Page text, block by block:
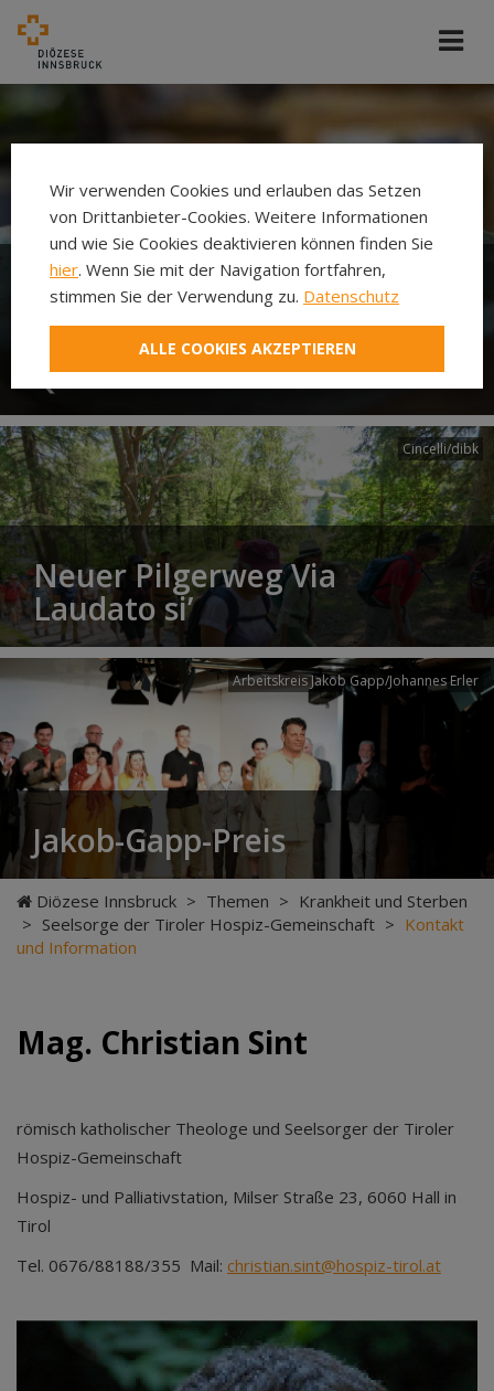
In seiner Spiritualität trinkt
jeder aus seiner eigenen
Quelle
Cincelli/dibk
Neuer Pilgerweg Via
Laudato si’
Arbeitskreis Jakob Gapp/Johannes Erler
Jakob-Gapp-Preis
Diözese Innsbruck > Themen > Krankheit und Sterben
> Seelsorge der Tiroler Hospiz-Gemeinschaft > Kontakt
und Information
Mag. Christian Sint
römisch katholischer Theologe und Seelsorger der Tiroler
Hospiz-Gemeinschaft
Hospiz- und Palliativstation, Milser Straße 23, 6060 Hall in
Tirol
Tel. 0676/88188/355 Mail: christian.sint@hospiz-tirol.at
Wir verwenden Cookies und erlauben das Setzen
von Drittanbieter-Cookies. Weitere Informationen
und wie Sie Cookies deaktivieren können finden Sie
hier. Wenn Sie mit der Navigation fortfahren,
stimmen Sie der Verwendung zu. Datenschutz
ALLE COOKIES AKZEPTIEREN